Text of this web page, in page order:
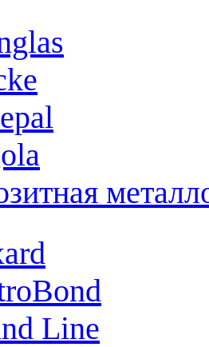
Line